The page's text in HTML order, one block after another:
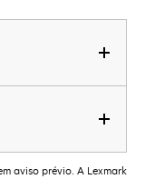
aviso prévio. A Lexmark